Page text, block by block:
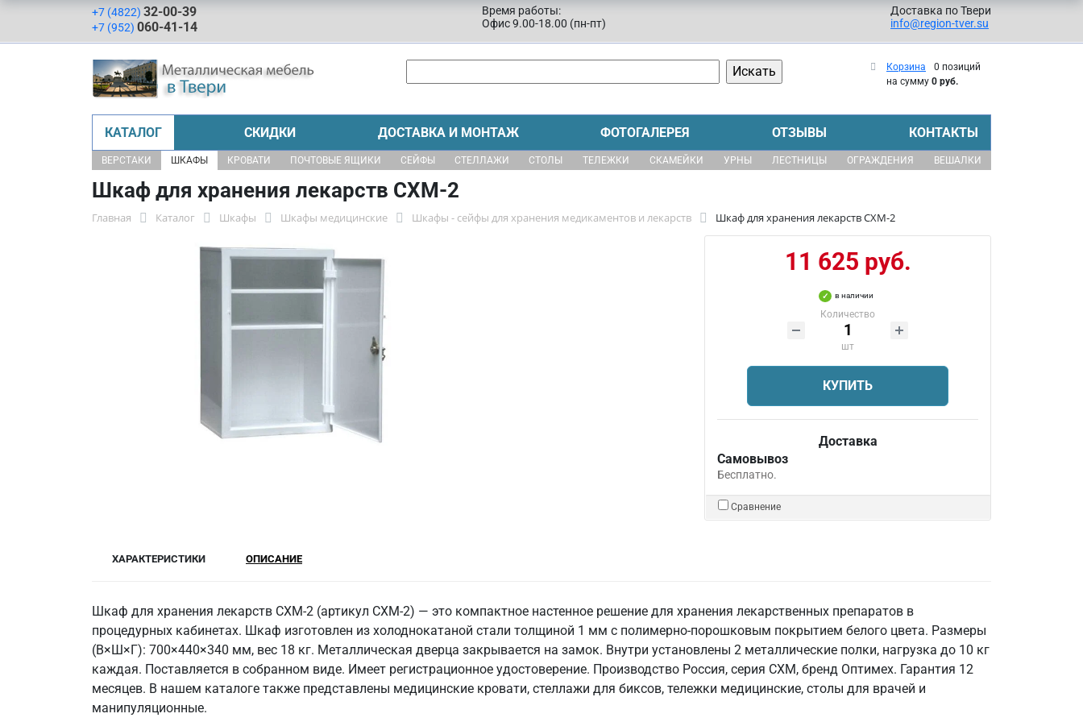
+7 (4822) 32-00-39
+7 (952) 060-41-14
Время работы:
Офис 9.00-18.00 (пн-пт)
Доставка по Твери
info@region-tver.su
Корзина
0 позиций
на сумму 0 руб.
КАТАЛОГ СКИДКИ ДОСТАВКА И МОНТАЖ ФОТОГАЛЕРЕЯ ОТЗЫВЫ КОНТАКТЫ
ВЕРСТАКИ ШКАФЫ КРОВАТИ ПОЧТОВЫЕ ЯЩИКИ СЕЙФЫ СТЕЛЛАЖИ СТОЛЫ ТЕЛЕЖКИ СКАМЕЙКИ УРНЫ ЛЕСТНИЦЫ ОГРАЖДЕНИЯ ВЕШАЛКИ
Шкаф для хранения лекарств СХМ-2
Главная Каталог Шкафы Шкафы медицинские Шкафы - сейфы для хранения медикаментов и лекарств Шкаф для хранения лекарств СХМ-2
11 625 руб.
в наличии
Количество
шт
КУПИТЬ
Доставка
Самовывоз
Бесплатно.
Сравнение
ХАРАКТЕРИСТИКИ ОПИСАНИЕ
Шкаф для хранения лекарств СХМ-2 (артикул СХМ-2) — это компактное настенное решение для хранения лекарственных препаратов в
процедурных кабинетах. Шкаф изготовлен из холоднокатаной стали толщиной 1 мм с полимерно-порошковым покрытием белого цвета. Размеры
(В×Ш×Г): 700×440×340 мм, вес 18 кг. Металлическая дверца закрывается на замок. Внутри установлены 2 металлические полки, нагрузка до 10 кг
каждая. Поставляется в собранном виде. Имеет регистрационное удостоверение. Производство Россия, серия СХМ, бренд Оптимех. Гарантия 12
месяцев. В нашем каталоге также представлены медицинские кровати, стеллажи для биксов, тележки медицинские, столы для врачей и
манипуляционные.